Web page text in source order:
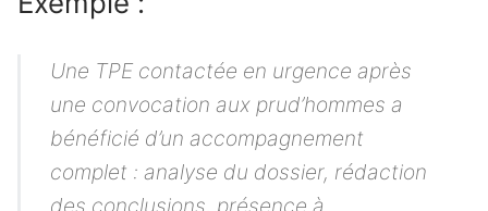
Une TPE contactée en urgence après
une convocation aux prud’hommes a
bénéficié d’un accompagnement
complet : analyse du dossier, rédaction